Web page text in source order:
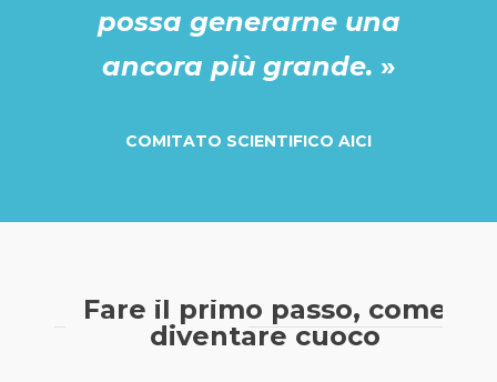
possa generarne una
ancora più grande. »
COMITATO SCIENTIFICO AICI
Fare il primo passo, come
diventare cuoco